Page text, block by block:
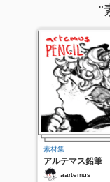
"
素材集
アルテマス鉛筆
aartemus